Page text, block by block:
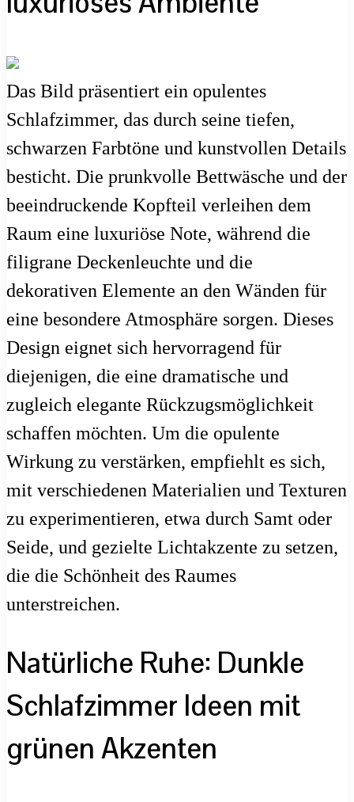
Das Bild präsentiert ein opulentes
Schlafzimmer, das durch seine tiefen,
schwarzen Farbtöne und kunstvollen Details
besticht. Die prunkvolle Bettwäsche und der
beeindruckende Kopfteil verleihen dem
Raum eine luxuriöse Note, während die
filigrane Deckenleuchte und die
dekorativen Elemente an den Wänden für
eine besondere Atmosphäre sorgen. Dieses
Design eignet sich hervorragend für
diejenigen, die eine dramatische und
zugleich elegante Rückzugsmöglichkeit
schaffen möchten. Um die opulente
Wirkung zu verstärken, empfiehlt es sich,
mit verschiedenen Materialien und Texturen
zu experimentieren, etwa durch Samt oder
Seide, und gezielte Lichtakzente zu setzen,
die die Schönheit des Raumes
unterstreichen.
Natürliche Ruhe: Dunkle
Schlafzimmer Ideen mit
grünen Akzenten